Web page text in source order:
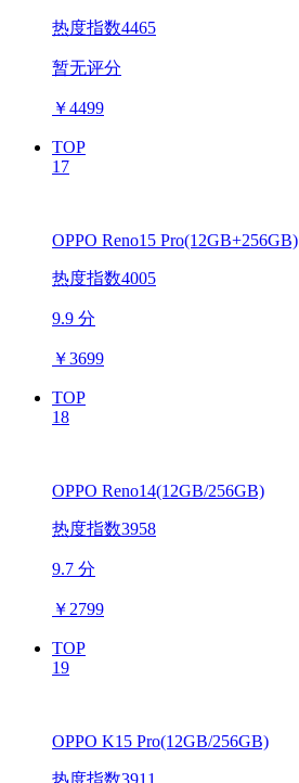
热度指数4465
暂无评分
￥4499
TOP
17
OPPO Reno15 Pro(12GB+256GB)
热度指数4005
9.9 分
￥3699
TOP
18
OPPO Reno14(12GB/256GB)
热度指数3958
9.7 分
￥ 2799
TOP
19
OPPO K15 Pro(12GB/256GB)
热度指数3911